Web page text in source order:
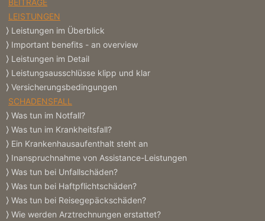
BEITRÄGE
LEISTUNGEN
Leistungen im Überblick
Important benefits - an overview
Leistungen im Detail
Leistungsausschlüsse klipp und klar
Versicherungs­bedingungen
SCHADENSFALL
Was tun im Notfall?
Was tun im Krankheitsfall?
Ein Krankenhausaufenthalt steht an
Inanspruchnahme von Assistance-Leistungen
Was tun bei Unfallschäden?
Was tun bei Haftpflichtschäden?
Was tun bei Reisegepäckschäden?
Wie werden Arztrechnungen erstattet?